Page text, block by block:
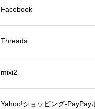
Facebook
Threads
mixi2
Yahoo!ショッピング-PayPay